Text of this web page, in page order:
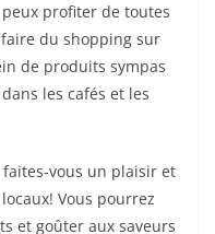
profiter de toutes
faire du shopping sur
de produits sympas
les cafés et les
faites-vous un plaisir et
Vous pourrez
et goûter aux saveurs